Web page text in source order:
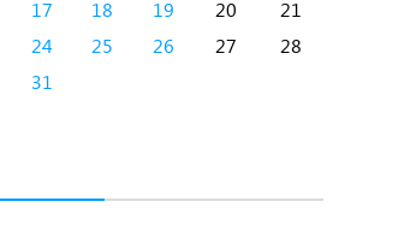
17 18 19 20
21
24 25 26 27
28
31